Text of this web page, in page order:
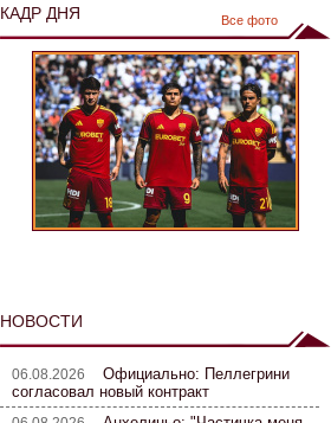
КАДР ДНЯ Все фото
НОВОСТИ
06.08.2026 Официально: Пеллегрини
согласовал новый контракт